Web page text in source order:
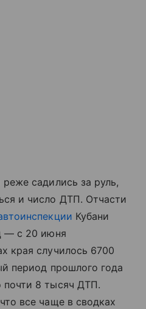
садились за руль,
и число ДТП. Отчасти
Кубани
— с 20 июня
края случилось 6700
период прошлого года
почти 8 тысяч ДТП.
все чаще в сводках